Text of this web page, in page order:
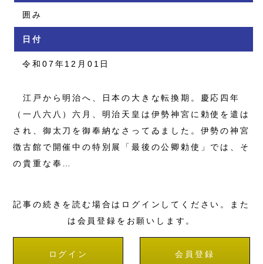
囲み
日付
令和07年12月01日
江戸から明治へ、日本の大きな転換期。慶応四年
（一八六八）六月、明治天皇は伊勢神宮に勅使を遣は
され、御太刀を御奉納なさってゐました。伊勢の神宮
徴古館で開催中の特別展「最後の公卿勅使」では、そ
の貴重な奉…
記事の続きを読む場合はログインしてください。また
は会員登録をお願いします。
ログイン 会員登録